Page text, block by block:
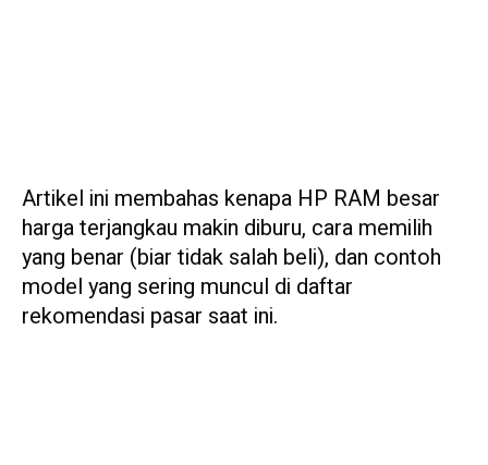
Artikel ini membahas kenapa HP RAM besar
harga terjangkau makin diburu, cara memilih
yang benar (biar tidak salah beli), dan contoh
model yang sering muncul di daftar
rekomendasi pasar saat ini.